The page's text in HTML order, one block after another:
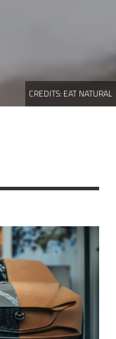
CREDITS: EAT NATURAL